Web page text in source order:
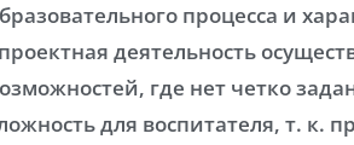
процесса и
деятельность
где нет четко
для воспитателя, т. к.